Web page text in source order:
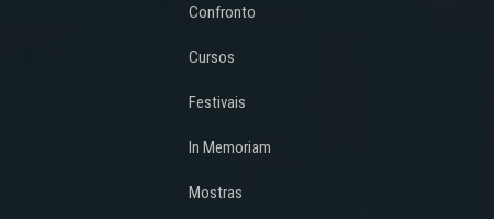
Confronto
Cursos
Festivais
In Memoriam
Mostras